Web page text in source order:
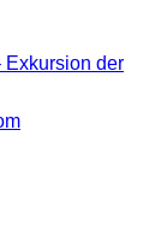
Exkursion der